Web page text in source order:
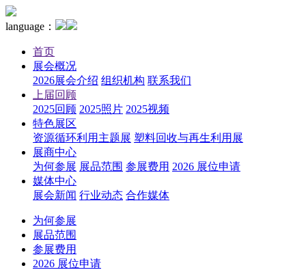
language：
首页
展会概况
2026展会介绍 组织机构 联系我们
上届回顾
2025回顾 2025照片 2025视频
特色展区
资源循环利用主题展 塑料回收与再生利用展
展商中心
为何参展 展品范围 参展费用 2026 展位申请
媒体中心
展会新闻 行业动态 合作媒体
为何参展
展品范围
参展费用
2026 展位申请